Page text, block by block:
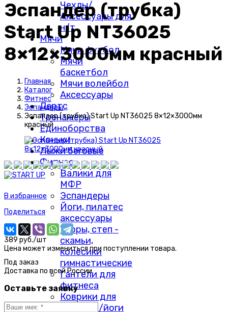
Чехлы/
Аксессуары для
н/т
Мячи
Мячи футбол
Мячи
баскетбол
Мячи волейбол
Аксессуары
Дартс
Тренажеры
Единоборства
Коньки
Лыжи беговые
Фитнес
Валики для
МФР
Эспандеры
Йоги, пилатес
аксессуары
Упоры, степ -
скамьи,
колесики
гимнастические
Гантели для
фитнеса
Коврики для
фитнеса/йоги
Эспандер (трубка)
Start Up NT36025
8×12×3000мм красный
Главная
Каталог
Фитнес
Эспандеры
Эспандер (трубка) Start Up NT36025 8×12×3000мм
красный
В избранное
Поделиться
389 руб./шт
Цена может измениться при поступлении товара.
Под заказ
Доставка по всей России
Оставьте заявку